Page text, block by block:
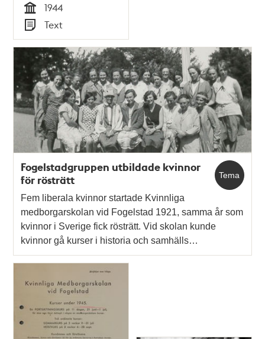
Tid
1944
Typ
Text
Tema
Fogelstadgruppen utbildade kvinnor
för rösträtt
Fem liberala kvinnor startade Kvinnliga
medborgarskolan vid Fogelstad 1921, samma år som
kvinnor i Sverige fick rösträtt. Vid skolan kunde
kvinnor gå kurser i historia och samhälls…